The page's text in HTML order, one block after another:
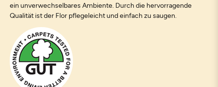
ein unverwechselbares Ambiente. Durch die hervorragende
Qualität ist der Flor pflegeleicht und einfach zu saugen.